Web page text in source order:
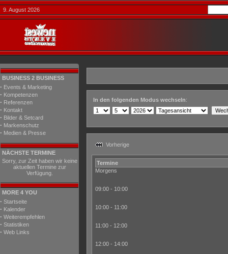
9. August 2026
BUSINESS 2 BUSINESS
· Events & Marketing
· Kompetenzen
· Referenzen
· Kontakt
· Bilder & Setcard
· Markenschutz
· Medien & Presse
NÄCHSTE TERMINE
Sorry, zur Zeit haben wir keine
aktuellen Termine zur
Verfügung.
MORE 4 YOU
· Startseite
· Kalender
· Weiterempfehlen
· Statistiken
· Web Links
In den folgenden Modus wechseln:
Vorherige
Termine
Morgens
09:00 - 10:00
10:00 - 11:00
11:00 - 12:00
12:00 - 14:00